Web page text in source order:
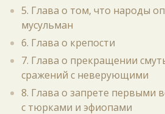
5. Глава о том, что народы
мусульман
6. Глава о крепости
7. Глава о прекращении
сражений с неверующими
8. Глава о запрете первыми
с тюрками и эфиопами